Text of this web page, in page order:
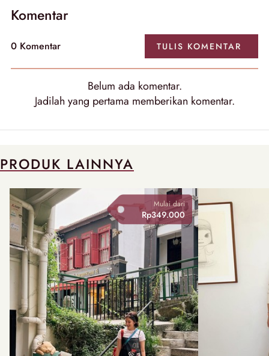
Komentar
0 Komentar TULIS KOMENTAR
Belum ada komentar.
Jadilah yang pertama memberikan komentar.
PRODUK LAINNYA
Mulai dari
Rp349.000